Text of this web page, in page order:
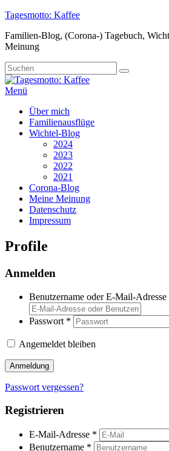
Zum
springen
Tagesmotto: Kaffee
Familien-Blog, (Corona-) Tagebuch,
Meinung
Suche
nach:
Suchen
Menü
Primäres
Menü
Über mich
Familienausflüge
Wichtel-Blog
2024
2023
2022
2021
Corona-Blog
Meine Meinung
Datenschutz
Impressum
Profile
Anmelden
Benutzername oder E-Mail-Adresse
Passwort *
Angemeldet bleiben
Anmeldung
Passwort vergessen?
Registrieren
E-Mail-Adresse *
Benutzername *